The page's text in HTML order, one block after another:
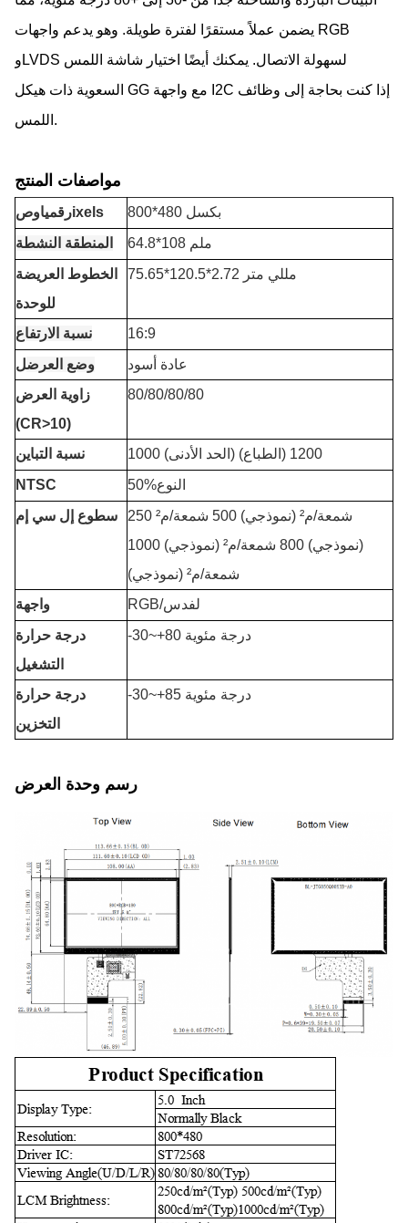
يضمن عملاً مستقرًا لفترة طويلة. وهو يدعم واجهات RGB
وLVDS لسهولة الاتصال. يمكنك أيضًا اختيار شاشة اللمس
السعوية ذات هيكل GG مع واجهة I2C إذا كنت بحاجة إلى وظائف
اللمس.
مواصفات المنتج
رقمياوص ixels
800*480 بكسل
المنطقة النشطة
64.8*108 ملم
الخطوط العريضة
للوحدة
75.65*120.5*2.72 مللي متر
نسبة الارتفاع
16:9
وضع العرضل
عادة أسود
زاوية العرض
(CR>10)
80/80/80/80
نسبة التباين
1000 (الحد الأدنى) 1200 (الطباع)
NTSC
50%النوع
سطوع إل سي إم
250 شمعة/م² (نموذجي) 500 شمعة/م²
(نموذجي) 800 شمعة/م² (نموذجي) 1000
شمعة/م² (نموذجي)
واجهة
RGB/لفدس
درجة حرارة
التشغيل
-30~+8 0 درجة مئوية
درجة حرارة
التخزين
-30~+85 درجة مئوية
رسم وحدة العرض